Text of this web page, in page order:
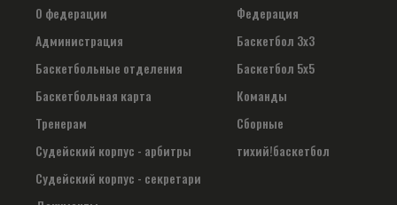
О федерации
Администрация
Баскетбольные отделения
Баскетбольная карта
Тренерам
Судейский корпус - арбитры
Судейский корпус - секретари
Федерация
Баскетбол 3х3
Баскетбол 5х5
Команды
Сборные
тихий!баскетбол